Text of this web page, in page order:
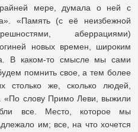
мере, думала о ней с
«Память (с её неизбежной
аберрациями)
новых времен, широким
В каком-то смысле мы сами
помнить свое, а тем более
столько же, сколько людей,
«По слову Примо Леви, выжили
все. Место, которое мы
им; все, на что хочется